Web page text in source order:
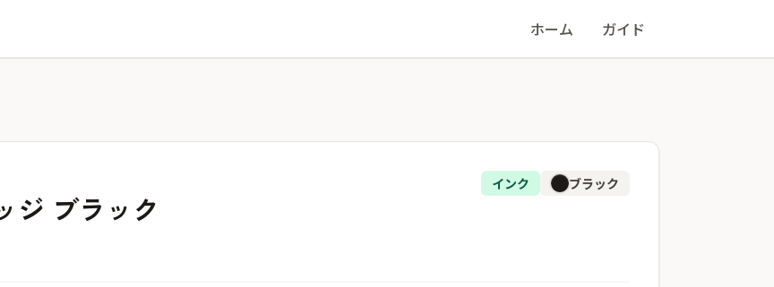
ホーム ガイド
ジ ブラック
インク ブラック